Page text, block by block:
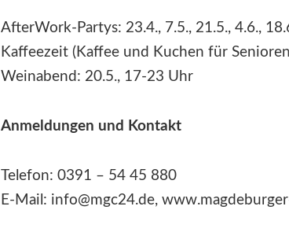
AfterWork-Partys: 23.4., 7.5., 21.5., 4.6.,
Kaffeezeit (Kaffee und Kuchen für
Weinabend: 20.5., 17-23 Uhr
Anmeldungen und Kontakt
Telefon: 0391 – 54 45 880
E-Mail: info@mgc24.de,